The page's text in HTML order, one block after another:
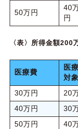
50万円
40
円
〈表〉所得金額200
医療費
医
対
30万円 20
40万円
30
50万円
40